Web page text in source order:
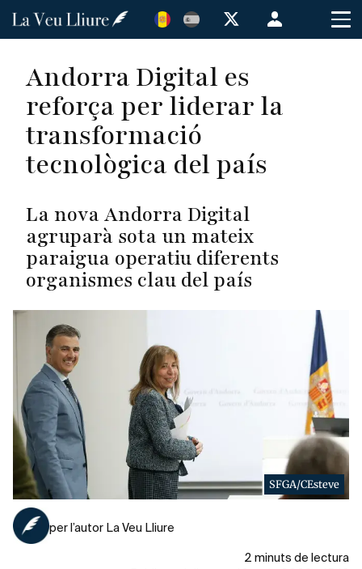
Vés
Menú
de
usuario
Andorra Digital es
reforça per liderar la
transformació
tecnològica del país
La nova Andorra Digital
agruparà sota un mateix
paraigua operatiu diferents
organismes clau del país
SFGA/CEsteve
per l’autor La Veu Lliure
2 minuts de lectura